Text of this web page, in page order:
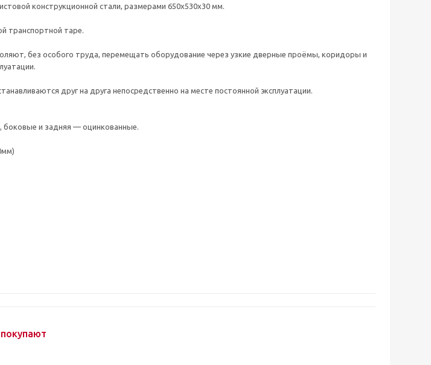
конструкционной стали, размерами 650х530х30 мм.
транспортной таре.
без особого труда, перемещать оборудование через узкие дверные проёмы, коридоры и
друг на друга непосредственно на месте постоянной эксплуатации.
боковые и задняя — оцинкованные.